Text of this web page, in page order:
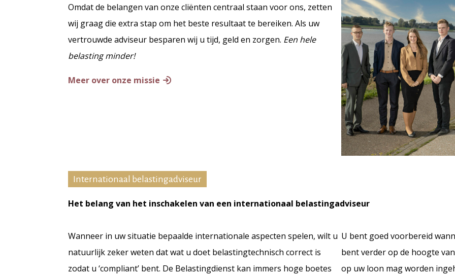
Omdat de belangen van onze cliënten centraal staan voor ons, zetten
wij graag die extra stap om het beste resultaat te bereiken. Als uw
vertrouwde adviseur besparen wij u tijd, geld en zorgen. Een hele
belasting minder!
Meer over onze missie
Internationaal belastingadviseur
Het belang van het inschakelen van een internationaal belastingadviseur
Wanneer in uw situatie bepaalde internationale aspecten spelen, wilt u
natuurlijk zeker weten dat wat u doet belastingtechnisch correct is
zodat u ‘compliant’ bent. De Belastingdienst kan immers hoge boetes
U bent goed voorbereid
bent verder op de hoogte
op uw loon mag worden